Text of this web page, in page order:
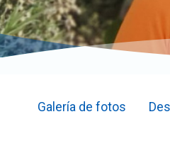
Galería de fotos